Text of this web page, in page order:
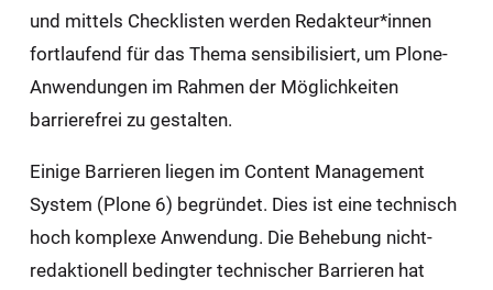
und mittels Checklisten werden Redakteur*innen
fortlaufend für das Thema sensibilisiert, um Plone-
Anwendungen im Rahmen der Möglichkeiten
barrierefrei zu gestalten.
Einige Barrieren liegen im Content Management
System (Plone 6) begründet. Dies ist eine technisch
hoch komplexe Anwendung. Die Behebung nicht-
redaktionell bedingter technischer Barrieren hat